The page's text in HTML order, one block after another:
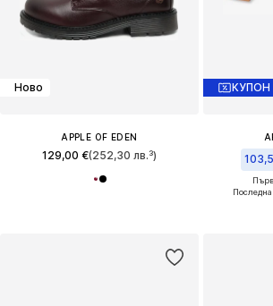
Ново
APPLE OF EDEN
129,00 €(252,30 лв.³)
КУПОН